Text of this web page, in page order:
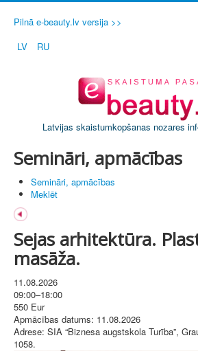
Pilnā e-beauty.lv versija >>
LV
RU
Latvijas skaistumkopšanas nozares
Semināri, apmācības
Semināri, apmācības
Meklēt
Sejas arhitektūra.
masāža.
11.08.2026
09:00–18:00
550 Eur
Apmācības datums: 11.08.2026
Adrese: SIA “Biznesa augstskola Turība”,
1058.